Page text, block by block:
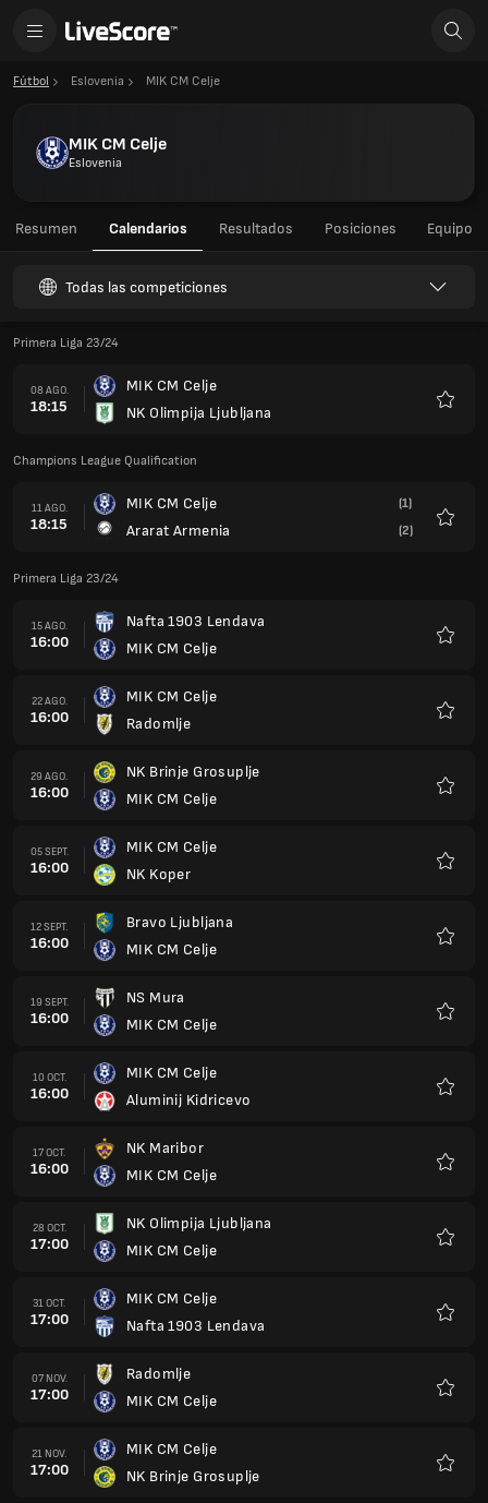
Fútbol Eslovenia MIK CM Celje
MIK CM Celje
Eslovenia
Resumen Calendarios Resultados Posiciones Equipo
Todas las competiciones
Primera Liga 23/24
08 AGO.
18:15
MIK CM Celje
NK Olimpija Ljubljana
Champions League Qualification
11 AGO.
18:15
MIK CM Celje
Ararat Armenia
(1)
(2)
Primera Liga 23/24
15 AGO.
16:00
Nafta 1903 Lendava
MIK CM Celje
22 AGO.
16:00
MIK CM Celje
Radomlje
29 AGO.
16:00
NK Brinje Grosuplje
MIK CM Celje
05 SEPT.
16:00
MIK CM Celje
NK Koper
12 SEPT.
16:00
Bravo Ljubljana
MIK CM Celje
19 SEPT.
16:00
NS Mura
MIK CM Celje
10 OCT.
16:00
MIK CM Celje
Aluminij Kidricevo
17 OCT.
16:00
NK Maribor
MIK CM Celje
28 OCT.
17:00
NK Olimpija Ljubljana
MIK CM Celje
31 OCT.
17:00
MIK CM Celje
Nafta 1903 Lendava
07 NOV.
17:00
Radomlje
MIK CM Celje
21 NOV.
17:00
MIK CM Celje
NK Brinje Grosuplje